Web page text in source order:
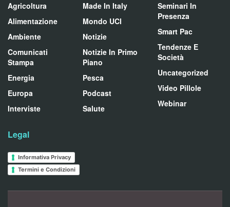
Agricoltura
Alimentazione
Ambiente
Comunicati
Stampa
Energia
Europa
Interviste
Made In Italy
Mondo UCI
Notizie
Notizie In Primo
Piano
Pesca
Podcast
Salute
Seminari In
Presenza
Smart Pac
Tendenze E
Società
Uncategorized
Video Pillole
Webinar
Legal
Informativa Privacy
Termini e Condizioni